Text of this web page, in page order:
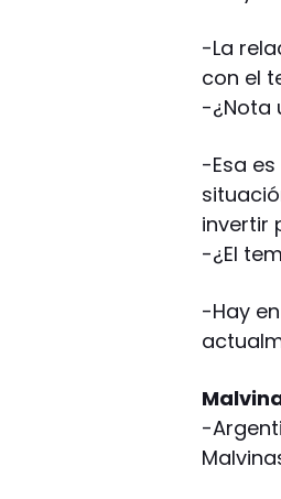
-La
con el
-¿Nota
-Esa
invertir
-¿El
-Hay
-